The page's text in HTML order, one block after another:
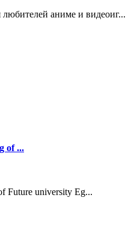
любителей аниме и видеоиг...
of ...
Future university Eg...